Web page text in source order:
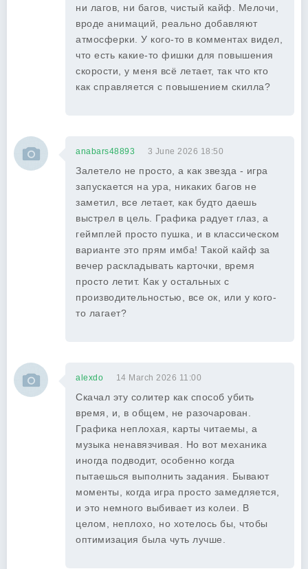
ни лагов, ни багов, чистый кайф. Мелочи,
вроде анимаций, реально добавляют
атмосферки. У кого-то в комментах видел,
что есть какие-то фишки для повышения
скорости, у меня всё летает, так что кто
как справляется с повышением скилла?
anabars48893 3 June 2026 18:50
Залетело не просто, а как звезда - игра
запускается на ура, никаких багов не
заметил, все летает, как будто даешь
выстрел в цель. Графика радует глаз, а
геймплей просто пушка, и в классическом
варианте это прям имба! Такой кайф за
вечер раскладывать карточки, время
просто летит. Как у остальных с
производительностью, все ок, или у кого-
то лагает?
alexdo 14 March 2026 11:00
Скачал эту солитер как способ убить
время, и, в общем, не разочарован.
Графика неплохая, карты читаемы, а
музыка ненавязчивая. Но вот механика
иногда подводит, особенно когда
пытаешься выполнить задания. Бывают
моменты, когда игра просто замедляется,
и это немного выбивает из колеи. В
целом, неплохо, но хотелось бы, чтобы
оптимизация была чуть лучше.